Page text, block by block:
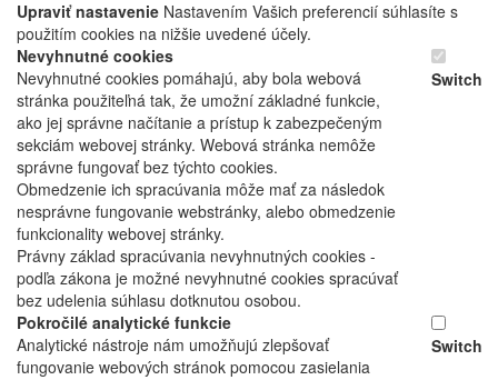
Upraviť nastavenie Nastavením Vašich preferencií súhlasíte s
použitím cookies na nižšie uvedené účely.
Nevyhnutné cookies
Nevyhnutné cookies pomáhajú, aby bola webová
stránka použiteľná tak, že umožní základné funkcie,
ako jej správne načítanie a prístup k zabezpečeným
sekciám webovej stránky. Webová stránka nemôže
správne fungovať bez týchto cookies.
Obmedzenie ich spracúvania môže mať za následok
nesprávne fungovanie webstránky, alebo obmedzenie
funkcionality webovej stránky.
Právny základ spracúvania nevyhnutných cookies -
podľa zákona je možné nevyhnutné cookies spracúvať
bez udelenia súhlasu dotknutou osobou.
Switch
Pokročilé analytické funkcie
Analytické nástroje nám umožňujú zlepšovať
fungovanie webových stránok pomocou zasielania
Switch